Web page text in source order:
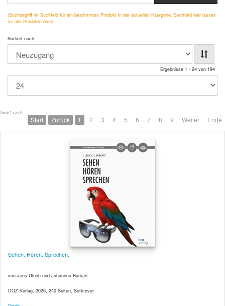
(Suchbegriff im Suchfeld für ein bestimmtes Produkt in der aktuellen Kategorie, Suchfeld leer lassen
für alle Produkte darin)
Sortiert nach
Ergebnisse 1 - 24 von 194
Seite 1 von 9
Start Zurück 1 2 3 4 5 6 7 8 9 Weiter Ende
Sehen. Hören. Sprechen.
von Jens Ulrich und Johannes Burkart
DOZ-Verlag, 2026, 240 Seiten, Softcover